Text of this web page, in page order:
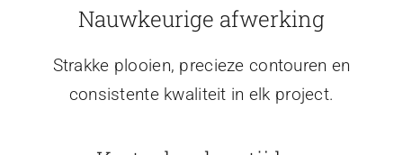
Nauwkeurige afwerking
Strakke plooien, precieze contouren en
consistente kwaliteit in elk project.